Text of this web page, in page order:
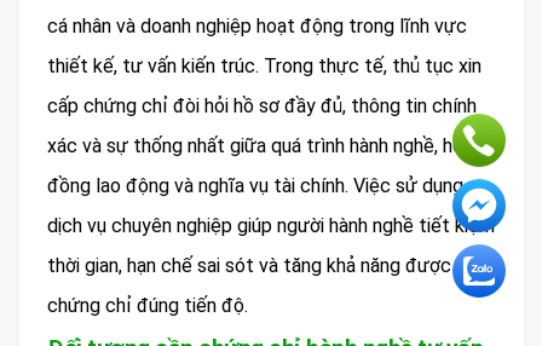
cá nhân và doanh nghiệp hoạt động trong lĩnh vực
thiết kế, tư vấn kiến trúc. Trong thực tế, thủ tục xin
cấp chứng chỉ đòi hỏi hồ sơ đầy đủ, thông tin chính
xác và sự thống nhất giữa quá trình hành nghề, hợp
đồng lao động và nghĩa vụ tài chính. Việc sử dụng
dịch vụ chuyên nghiệp giúp người hành nghề tiết kiệm
thời gian, hạn chế sai sót và tăng khả năng được cấp
chứng chỉ đúng tiến độ.